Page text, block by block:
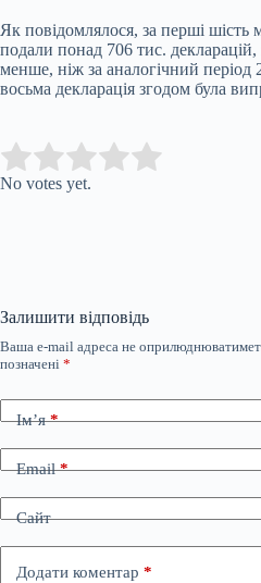
Як повідомлялося, за перші шість
подали понад 706 тис.
менше, ніж за аналогічний період
восьма декларація згодом була
Rate this item:
No votes yet.
Залишити відповідь
Ваша e-mail адреса не
позначені *
Ім’я*
Email*
Сайт
Додати коментар *